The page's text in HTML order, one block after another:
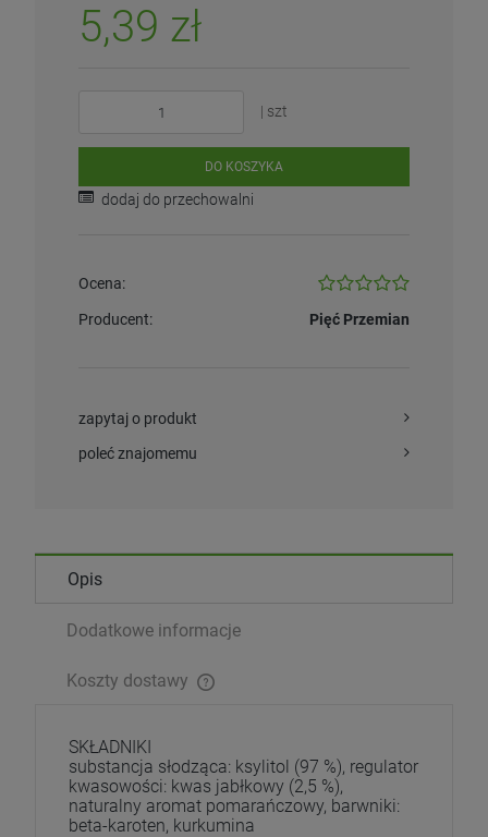
5,39 zł
| szt
DO KOSZYKA
dodaj do przechowalni
Ocena:
Producent: Pięć Przemian
zapytaj o produkt
poleć znajomemu
Opis
Dodatkowe informacje
Koszty dostawy
SKŁADNIKI
substancja słodząca: ksylitol (97 %), regulator
kwasowości: kwas jabłkowy (2,5 %),
naturalny aromat pomarańczowy, barwniki:
beta-karoten, kurkumina